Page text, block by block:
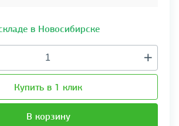
в Новосибирске
Купить в 1 клик
В корзину